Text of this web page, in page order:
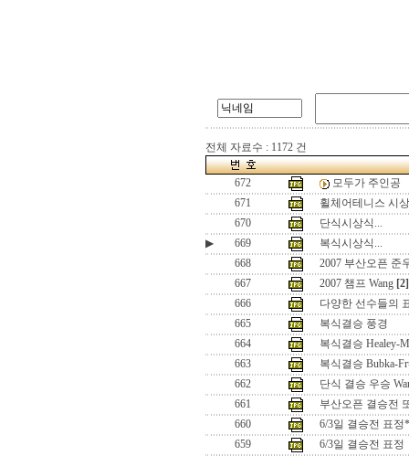
전체 자료수 : 1172 건
672
모두가 주인공
671
휠체어테니스 시
670
단식시상식...
▶
669
복식시상식...
668
2007 부산오픈 준
667
2007 챔프 Wang [2]
666
다양한 선수들의
665
복식결승 풍경
664
복식결승 Healey-
663
복식결승 Bubka-
662
단식 결승 우승
661
부산오픈 결승전
660
6/3일 결승전 표
659
6/3일 결승전 표정